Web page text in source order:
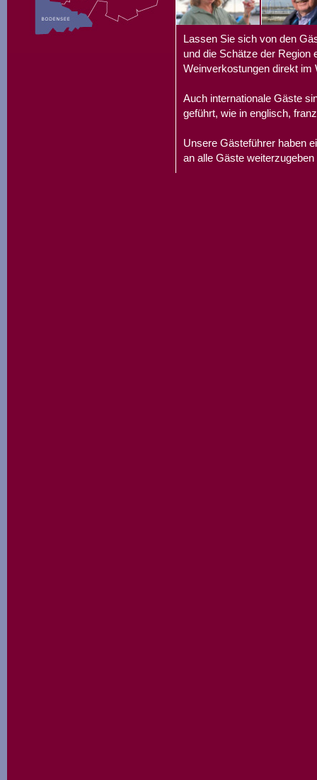
Lassen Sie sich von den
und die Schätze der Region
Weinverkostungen direkt im
Auch internationale Gäste
geführt, wie in englisch,
Unsere Gästeführer haben
an alle Gäste